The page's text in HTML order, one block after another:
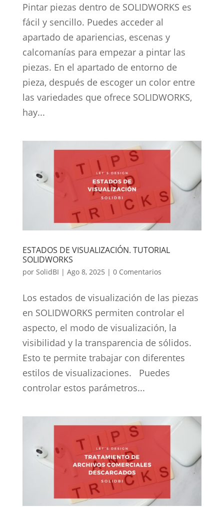
Pintar piezas dentro de SOLIDWORKS es
fácil y sencillo. Puedes acceder al
apartado de apariencias, escenas y
calcomanías para empezar a pintar las
piezas. En el apartado de entorno de
pieza, después de escoger un color entre
las variedades que ofrece SOLIDWORKS,
hay...
ESTADOS DE VISUALIZACIÓN. TUTORIAL
SOLIDWORKS
por SolidBI | Ago 8, 2025 | 0 Comentarios
Los estados de visualización de las piezas
en SOLIDWORKS permiten controlar el
aspecto, el modo de visualización, la
visibilidad y la transparencia de sólidos.
Esto te permite trabajar con diferentes
estilos de visualizaciones. Puedes
controlar estos parámetros...